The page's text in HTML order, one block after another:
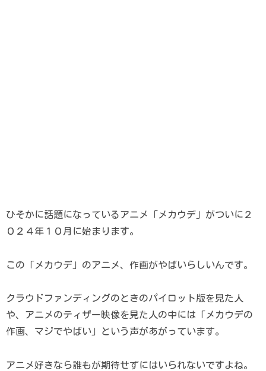
ひそかに話題になっているアニメ「メカウデ」がついに２
０２４年１０月に始まります。
この「メカウデ」のアニメ、作画がやばいらしいんです。
クラウドファンディングのときのパイロット版を見た人
や、アニメのティザー映像を見た人の中には「メカウデの
作画、マジでやばい」という声があがっています。
アニメ好きなら誰もが期待せずにはいられないですよね。